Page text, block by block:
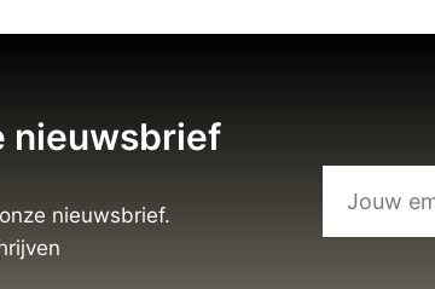
nieuwsbrief
nieuwsbrief.